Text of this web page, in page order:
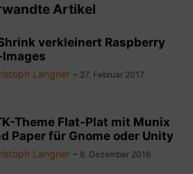
Artikel
verkleinert Raspberry
Images
Langner - 27. Februar 2017
Theme Flat-Plat mit Munix
Paper für Gnome oder Unity
Langner - 8. Dezember 2016